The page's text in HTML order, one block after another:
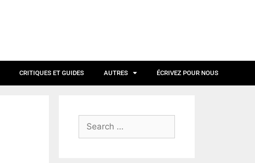
CRITIQUES ET GUIDES AUTRES ÉCRIVEZ POUR NOUS